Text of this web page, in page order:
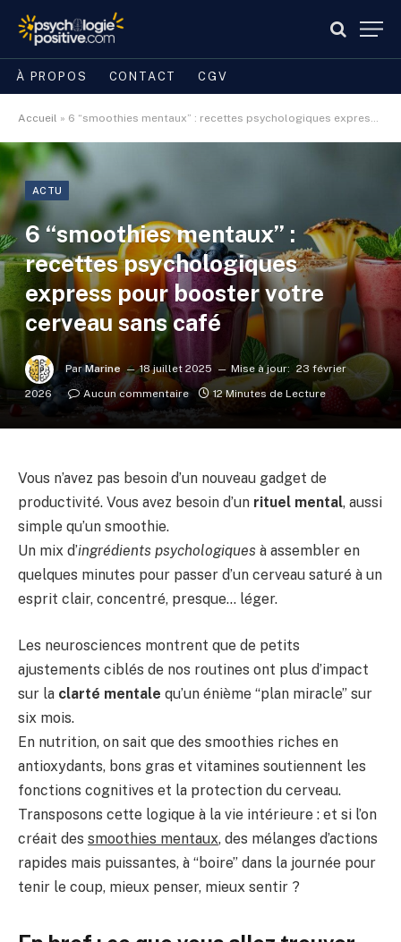
À PROPOS CONTACT CGV
Accueil » 6 “smoothies mentaux” : recettes psychologiques express pour booster votre cerveau sans café
ACTU
6 “smoothies mentaux” :
recettes psychologiques
express pour booster votre
cerveau sans café
Par Marine 18 juillet 2025 Mise à jour: 23 février
2026
Aucun commentaire 12 Minutes de Lecture
Vous n’avez pas besoin d’un nouveau gadget de
productivité. Vous avez besoin d’un rituel mental, aussi
simple qu’un smoothie.
Un mix d’ingrédients psychologiques à assembler en
quelques minutes pour passer d’un cerveau saturé à un
esprit clair, concentré, presque… léger.
Les neurosciences montrent que de petits
ajustements ciblés de nos routines ont plus d’impact
sur la clarté mentale qu’un énième “plan miracle” sur
six mois.
En nutrition, on sait que des smoothies riches en
antioxydants, bons gras et vitamines soutiennent les
fonctions cognitives et la protection du cerveau.
Transposons cette logique à la vie intérieure : et si l’on
créait des smoothies mentaux, des mélanges d’actions
rapides mais puissantes, à “boire” dans la journée pour
tenir le coup, mieux penser, mieux sentir ?